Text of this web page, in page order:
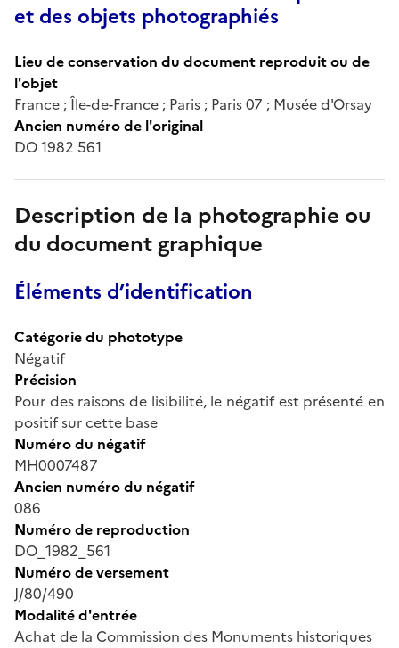
et des objets photographiés
Lieu de conservation du document reproduit ou de
l'objet
France ; Île-de-France ; Paris ; Paris 07 ; Musée d'Orsay
Ancien numéro de l'original
DO 1982 561
Description de la photographie ou
du document graphique
Éléments d’identification
Catégorie du phototype
Négatif
Précision
Pour des raisons de lisibilité, le négatif est présenté en
positif sur cette base
Numéro du négatif
MH0007487
Ancien numéro du négatif
086
Numéro de reproduction
DO_1982_561
Numéro de versement
J/80/490
Modalité d'entrée
Achat de la Commission des Monuments historiques